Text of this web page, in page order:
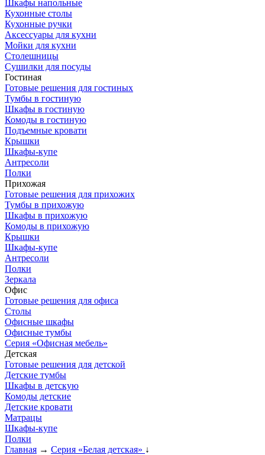
Шкафы напольные
Кухонные столы
Кухонные ручки
Аксессуары для кухни
Мойки для кухни
Столешницы
Сушилки для посуды
Гостиная
Готовые решения для гостиных
Тумбы в гостиную
Шкафы в гостиную
Комоды в гостиную
Подъемные кровати
Крышки
Шкафы-купе
Антресоли
Полки
Прихожая
Готовые решения для прихожих
Тумбы в прихожую
Шкафы в прихожую
Комоды в прихожую
Крышки
Шкафы-купе
Антресоли
Полки
Зеркала
Офис
Готовые решения для офиса
Столы
Офисные шкафы
Офисные тумбы
Серия «Офисная мебель»
Детская
Готовые решения для детской
Детские тумбы
Шкафы в детскую
Комоды детские
Детские кровати
Матрацы
Шкафы-купе
Полки
Главная → Серия «Белая детская» ↓